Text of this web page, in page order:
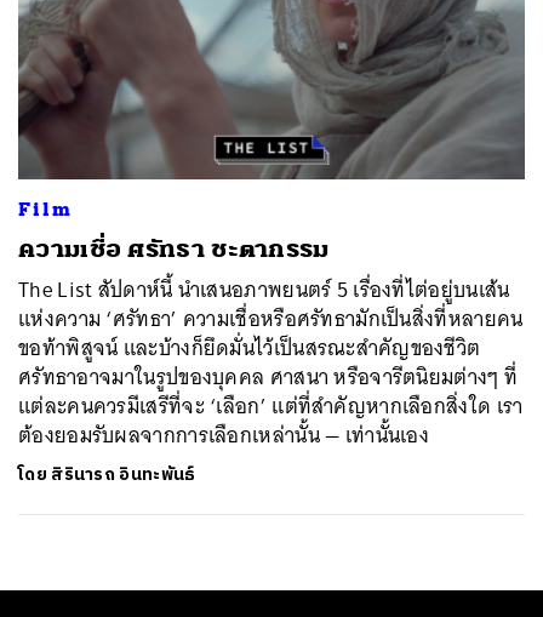
Film
ความเชื่อ ศรัทธา ชะตากรรม
The List สัปดาห์นี้ นำเสนอภาพยนตร์ 5 เรื่องที่ไต่อยู่บนเส้น
แห่งความ ‘ศรัทธา’ ความเชื่อหรือศรัทธามักเป็นสิ่งที่หลายคน
ขอท้าพิสูจน์ และบ้างก็ยึดมั่นไว้เป็นสรณะสำคัญของชีวิต
ศรัทธาอาจมาในรูปของบุคคล ศาสนา หรือจารีตนิยมต่างๆ ที่
แต่ละคนควรมีเสรีที่จะ ‘เลือก’ แต่ที่สำคัญหากเลือกสิ่งใด เรา
ต้องยอมรับผลจากการเลือกเหล่านั้น — เท่านั้นเอง
โดย สิรินารถ อินทะพันธ์
ค้นหา
SHARE TWEET LINE EMAIL